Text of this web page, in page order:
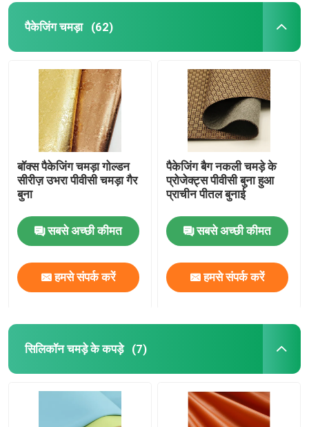
पैकेजिंग चमड़ा (62)
बॉक्स पैकेजिंग चमड़ा गोल्डन
सीरीज़ उभरा पीवीसी चमड़ा गैर
बुना
सबसे अच्छी कीमत
हमसे संपर्क करें
पैकेजिंग बैग नकली चमड़े के
प्रोजेक्ट्स पीवीसी बुना हुआ
प्राचीन पीतल बुनाई
सबसे अच्छी कीमत
हमसे संपर्क करें
सिलिकॉन चमड़े के कपड़े (7)